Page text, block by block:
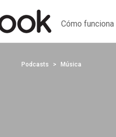
Cómo funciona
Podcasts Música